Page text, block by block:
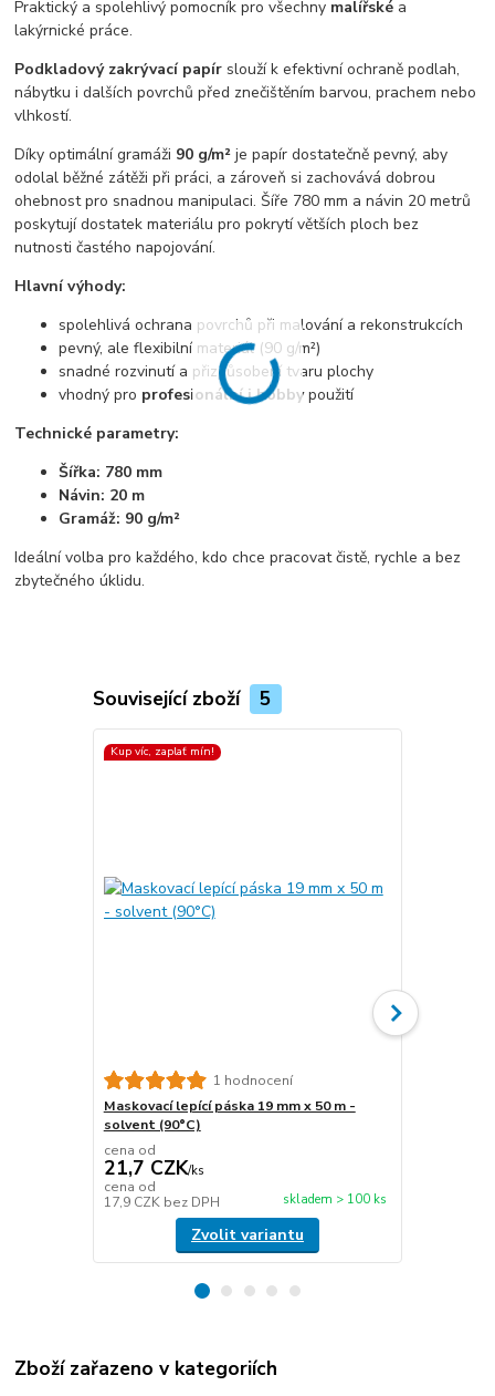
Praktický a spolehlivý pomocník pro všechny malířské a
lakýrnické práce.
Podkladový zakrývací papír slouží k efektivní ochraně podlah,
nábytku i dalších povrchů před znečištěním barvou, prachem nebo
vlhkostí.
Díky optimální gramáži 90 g/m²je papír dostatečně pevný, aby
odolal běžné zátěži při práci, a zároveň si zachovává dobrou
ohebnost pro snadnou manipulaci. Šíře 780 mm a návin 20 metrů
poskytují dostatek materiálu pro pokrytí větších ploch bez
nutnosti častého napojování.
Hlavní výhody:
spolehlivá ochrana povrchů při malování a rekonstrukcích
pevný, ale flexibilní materiál (90 g/m²)
snadné rozvinutí a přizpůsobení tvaru plochy
vhodný pro profesionální i hobbypoužití
Technické parametry:
Šířka: 780 mm
Návin: 20 m
Gramáž: 90 g/m²
Ideální volba pro každého, kdo chce pracovat čistě, rychle a bez
zbytečného úklidu.
Související zboží 5
Kup víc, zaplať mín!
1 hodnocení
Maskovací lepící páska 19 mm x 50 m -
solvent (90°C)
cena od
21,7 CZK/ks
cena od
17,9 CZK bez DPH skladem > 100 ks
Zvolit variantu
Zboží zařazeno v kategoriích